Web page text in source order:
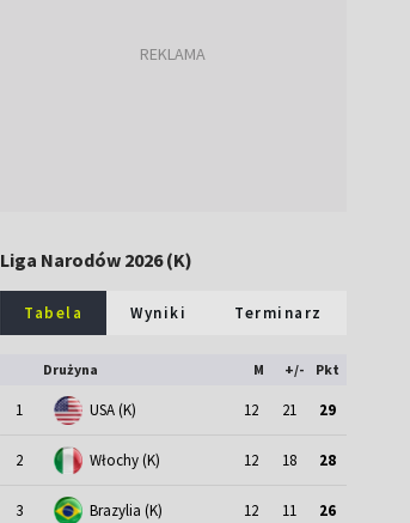
Liga Narodów 2026 (K)
Tabela Wyniki Terminarz
Drużyna M +/- Pkt
1 USA (K) 12 21 29
2 Włochy (K) 12 18 28
3 Brazylia (K) 12 11 26